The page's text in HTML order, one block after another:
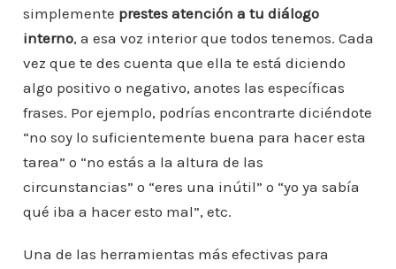
simplemente prestes atención a tu diálogo
interno, a esa voz interior que todos tenemos. Cada
vez que te des cuenta que ella te está diciendo
algo positivo o negativo, anotes las específicas
frases. Por ejemplo, podrías encontrarte diciéndote
“no soy lo suficientemente buena para hacer esta
tarea” o “no estás a la altura de las
circunstancias” o “eres una inútil” o “yo ya sabía
qué iba a hacer esto mal”, etc.
Una de las herramientas más efectivas para